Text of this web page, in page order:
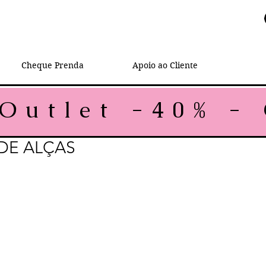
Cheque Prenda Apoio ao Cliente
ALÇAS